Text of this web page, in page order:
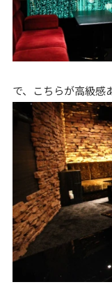
で、こちらが高級感